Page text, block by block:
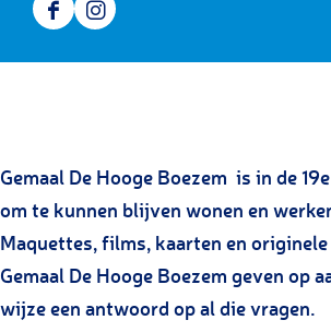
m
a
a
l
D
u
G
e
m
a
a
M
m
G
e
m
a
e
m
a
a
l
D
u
m
G
e
m
F
a
o
o
k
M
u
I
n
g
r
a
m
M
Gemaal De Hooge Boezem is in de
om te kunnen blijven wonen en
Maquettes, films, kaarten en
Gemaal De Hooge Boezem geven op
wijze een antwoord op al die vragen.